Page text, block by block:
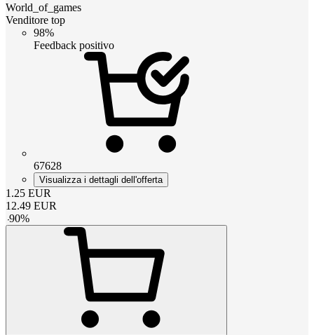
World_of_games
Venditore top
98%
Feedback positivo
67628
Visualizza i dettagli dell'offerta
1.25 EUR
12.49 EUR
-90%